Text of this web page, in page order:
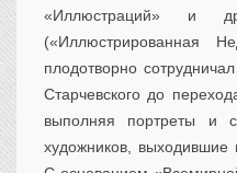
«Иллюстраций» и
(«Иллюстрированная
плодотворно
Старчевского до
выполняя портреты и
художников, выходившие